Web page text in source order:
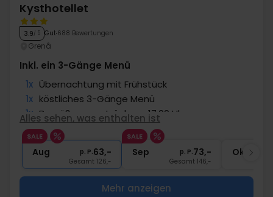
Kysthotellet
3.9/ 5 Gut 688 Bewertungen
Grenå
Inkl. ein 3-Gänge Menü
1x Übernachtung mit Frühstück
1x köstliches 3-Gänge Menü
1x Begrüßungsgetränk um 17.00 Uhr
∞ Gratis Kaffee/Tee zum Aufenthalt
∞ Gratis Internet und Parken
Alles sehen, was enthalten ist
SALE
Aug p. P.63,-
Gesamt 126,-
SALE
Sep p. P.73,-
Gesamt 146,-
Okt
Mehr anzeigen